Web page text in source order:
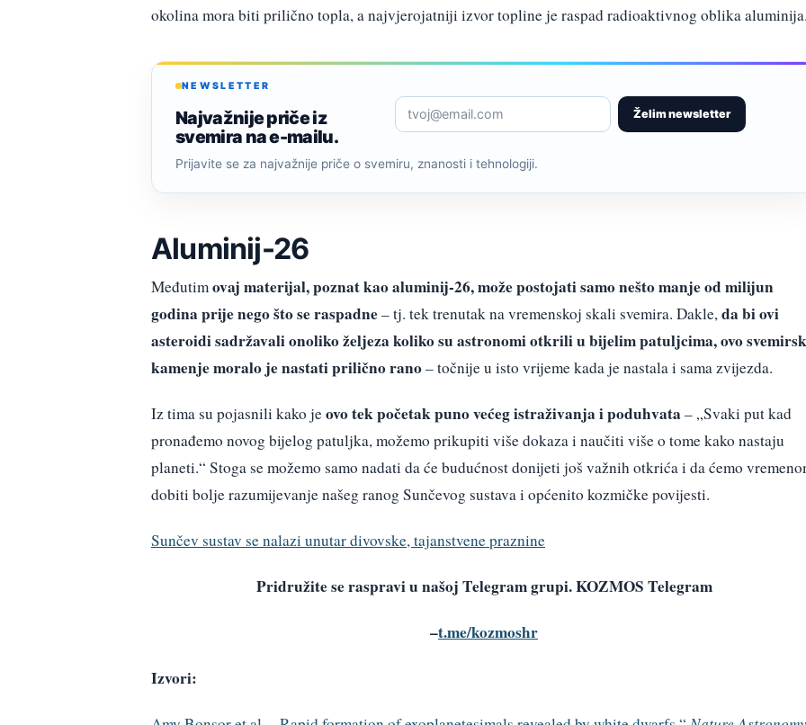
okolina mora biti prilično topla, a najvjerojatniji izvor topline je raspad radioaktivnog oblika
NEWSLETTER
Najvažnije priče iz
svemira na e-mailu.
Želim newsletter
Prijavite se za najvažnije priče o svemiru, znanosti i tehnologiji.
Aluminij-26
Međutimovaj materijal, poznat kao aluminij-26, može postojati samo nešto manje od milijun
godina prije nego što se raspadne– tj. tek trenutak na vremenskoj skali svemira. Dakle,da bi ovi
asteroidi sadržavali onoliko željeza koliko su astronomi otkrili u bijelim patuljcima, ovo
kamenje moralo je nastati prilično rano– točnije u isto vrijeme kada je nastala i sama zvijezda.
Iz tima su pojasnili kako jeovo tek početak puno većeg istraživanja i poduhvata – „Svaki put kad
pronađemo novog bijelog patuljka, možemo prikupiti više dokaza i naučiti više o tome kako nastaju
planeti.“ Stoga se možemo samo nadati da će budućnost donijeti još važnih otkrića i da ćemo
dobiti bolje razumijevanje našeg ranog Sunčevog sustava i općenito kozmičke povijesti.
Sunčev sustav se nalazi unutar divovske, tajanstvene praznine
Pridružite se raspravi u našoj Telegram grupi. KOZMOS Telegram
–t.me/kozmoshr
Izvori: